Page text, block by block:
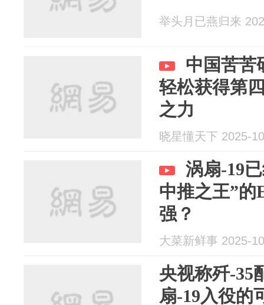
举头月已燕归来
中国苦苦
轻松获得第
之力
晓星懂天下 2025-
涡扇-19
中推之王”的
强？
大菜新鲜事 2025-
央视称歼-35
扇-19入役的